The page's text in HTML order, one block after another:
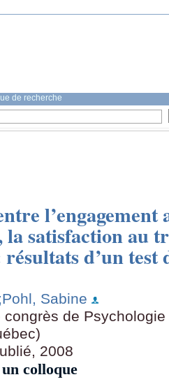
de recherche
l’engagement
la satisfaction au
d’un test
;Pohl, Sabine
congrès de
2008
colloque